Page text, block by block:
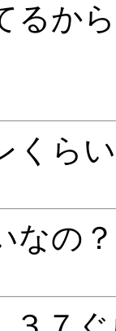
るか
くら
なの